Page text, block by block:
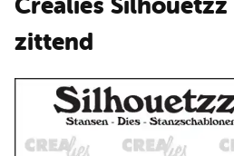
zittend